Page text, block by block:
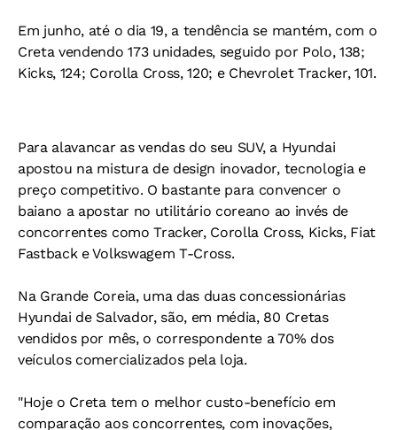
Em junho, até o dia 19, a tendência se mantém, com o
Creta vendendo 173 unidades, seguido por Polo, 138;
Kicks, 124; Corolla Cross, 120; e Chevrolet Tracker, 101.
Para alavancar as vendas do seu SUV, a Hyundai
apostou na mistura de design inovador, tecnologia e
preço competitivo. O bastante para convencer o
baiano a apostar no utilitário coreano ao invés de
concorrentes como Tracker, Corolla Cross, Kicks, Fiat
Fastback e Volkswagem T-Cross.
Na Grande Coreia, uma das duas concessionárias
Hyundai de Salvador, são, em média, 80 Cretas
vendidos por mês, o correspondente a 70% dos
veículos comercializados pela loja.
"Hoje o Creta tem o melhor custo-benefício em
comparação aos concorrentes, com inovações,